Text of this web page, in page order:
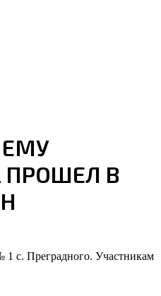
ПРОШЕЛ В
с. Преградного. Участникам